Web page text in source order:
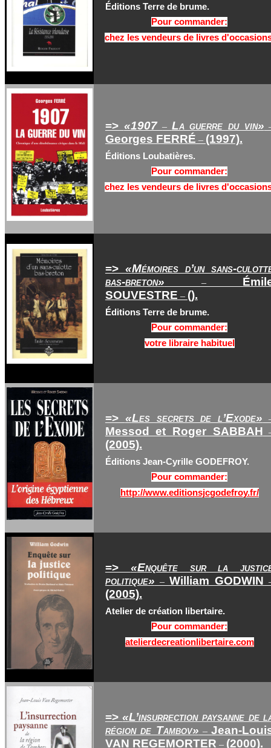
Éditions Terre de brume.
Pour commander:
chez les vendeurs de livres
=> «1907– La guerre du vin»
Georges FERRÉ – (1997).
Éditions Loubatières.
Pour commander:
chez les vendeurs de livres
=> «Mémoires d’un sans-
bas-breton» –
SOUVESTRE – ().
Éditions Terre de brume.
Pour commander:
votre libraire habituel
=> «Les secrets de l’Exode»
Messod et Roger SABBAH
(2005).
Éditions Jean-Cyrille GODEFROY.
Pour commander:
http://www.editionsjcgodefroy.fr/
=> «Enquête sur la
politique» – William GODWIN
(2005).
Atelier de création libertaire.
Pour commander:
atelierdecreationlibertaire.com
=>«L’insurrection paysanne de
région de Tambov» –Jean-
VAN REGEMORTER – (2000).